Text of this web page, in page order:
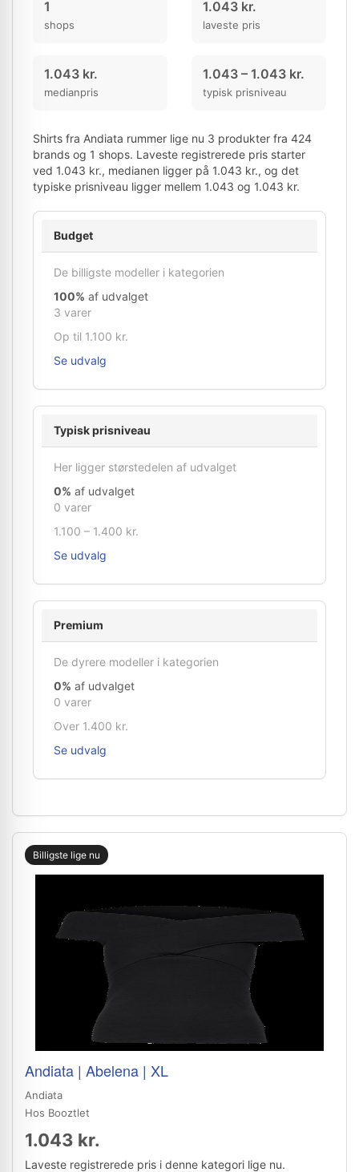
1
shops
1.043 kr.
laveste pris
1.043 kr.
medianpris
1.043 – 1.043 kr.
typisk prisniveau
Shirts fra Andiata rummer lige nu 3 produkter fra 424
brands og 1 shops. Laveste registrerede pris starter
ved 1.043 kr., medianen ligger på 1.043 kr., og det
typiske prisniveau ligger mellem 1.043 og 1.043 kr.
Budget
De billigste modeller i kategorien
100% af udvalget
3 varer
Op til 1.100 kr.
Se udvalg
Typisk prisniveau
Her ligger størstedelen af udvalget
0% af udvalget
0 varer
1.100 – 1.400 kr.
Se udvalg
Premium
De dyrere modeller i kategorien
0% af udvalget
0 varer
Over 1.400 kr.
Se udvalg
Billigste lige nu
Andiata | Abelena | XL
Andiata
Hos Booztlet
1.043 kr.
Laveste registrerede pris i denne kategori lige nu.